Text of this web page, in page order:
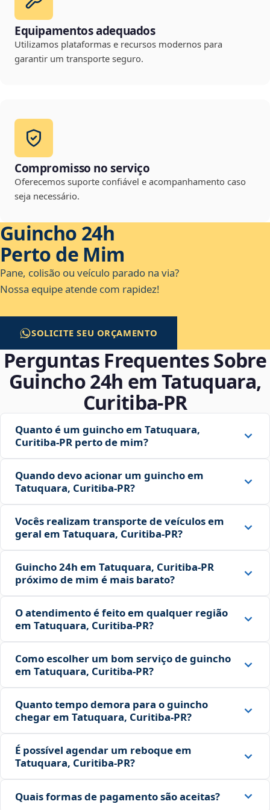
Equipamentos adequados
Utilizamos plataformas e recursos modernos para
garantir um transporte seguro.
Compromisso no serviço
Oferecemos suporte confiável e acompanhamento caso
seja necessário.
Guincho 24h
Perto de Mim
Pane, colisão ou veículo parado na via?
Nossa equipe atende com rapidez!
SOLICITE SEU ORÇAMENTO
Perguntas Frequentes Sobre
Guincho 24h em Tatuquara,
Curitiba‑PR
Quanto é um guincho em Tatuquara,
Curitiba‑PR perto de mim?
Quando devo acionar um guincho em
Tatuquara, Curitiba‑PR?
Vocês realizam transporte de veículos em
geral em Tatuquara, Curitiba‑PR?
Guincho 24h em Tatuquara, Curitiba‑PR
próximo de mim é mais barato?
O atendimento é feito em qualquer região
em Tatuquara, Curitiba‑PR?
Como escolher um bom serviço de guincho
em Tatuquara, Curitiba‑PR?
Quanto tempo demora para o guincho
chegar em Tatuquara, Curitiba‑PR?
É possível agendar um reboque em
Tatuquara, Curitiba‑PR?
Quais formas de pagamento são aceitas?